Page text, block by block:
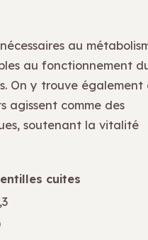
au
au fonctionnement
On y trouve également
agissent comme des
soutenant la vitalité
cuites